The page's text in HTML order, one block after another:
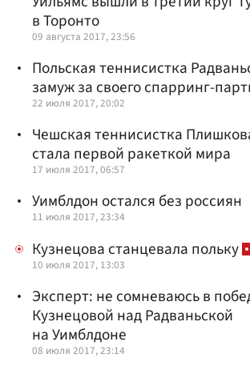
в Торонто
09 августа 2017, 23:56
Польская теннисистка
замуж за своего спарринг-
22 июля 2017, 20:02
Чешская теннисистка
cтала первой ракеткой мира
17 июля 2017, 06:57
Уимблдон остался без россиян
11 июля 2017, 23:34
Кузнецова станцевала польку
10 июля 2017, 13:03
Эксперт: не сомневаюсь в
Кузнецовой над Радваньской
на Уимблдоне
08 июля 2017, 23:14